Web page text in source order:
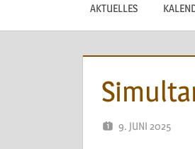
AKTUELLES
9. JUNI 2025